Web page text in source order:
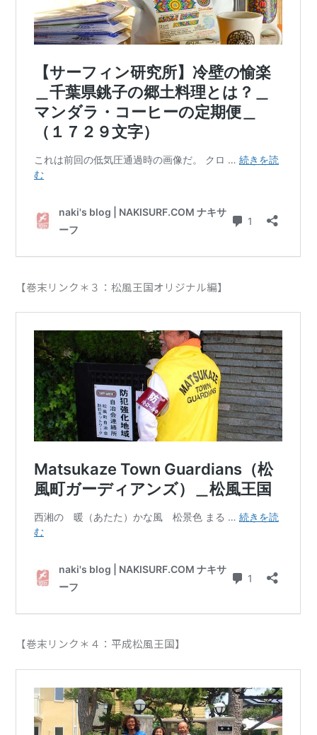
【巻末リンク＊３：松風王国オリジナル編】
【巻末リンク＊４：平成松風王国】